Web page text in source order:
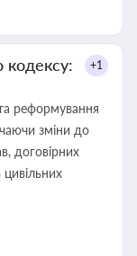
кодексу:
+1
реформування
зміни до
договірних
цивільних